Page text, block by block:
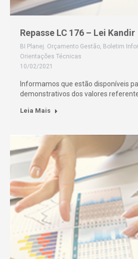
Repasse LC 176 – Lei Kandir
BI Planej. Orçamento Gestão, Boletim
Orientações Técnicas
10/02/2021
Informamos que estão disponíveis
demonstrativos dos valores
Leia Mais